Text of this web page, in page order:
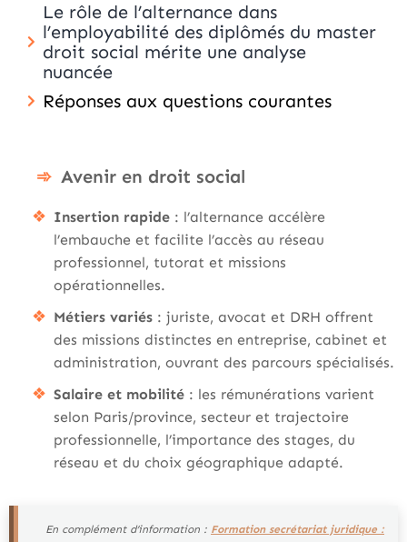
Le rôle de l’alternance dans
l’employabilité des diplômés du master
droit social mérite une analyse
nuancée
Réponses aux questions courantes
Avenir en droit social
Insertion rapide : l’alternance accélère
l’embauche et facilite l’accès au réseau
professionnel, tutorat et missions
opérationnelles.
Métiers variés : juriste, avocat et DRH offrent
des missions distinctes en entreprise, cabinet et
administration, ouvrant des parcours spécialisés.
Salaire et mobilité : les rémunérations varient
selon Paris/province, secteur et trajectoire
professionnelle, l’importance des stages, du
réseau et du choix géographique adapté.
En complément d’information : Formation secrétariat juridique :